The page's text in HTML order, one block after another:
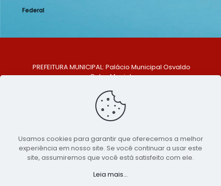
Federal
PREFEITURA MUNICIPAL: Palácio Municipal Osvaldo
Celso Maciel
Centro, São Bento do Una - PE. CEP: 553370-128
TELEFONE: (81) 99548-1569
E-MAIL: ouvidoria@saobentodouna.pe.gov.br
Copyright 2021-2026 - Assessoria de Comunicação da
Prefeitura de São Bento do Una - PE
Página desenvolvida pela agência de
Usamos cookies para garantir que oferecemos a melhor
experiência em nosso site. Se você continuar a usar este
site, assumiremos que você está satisfeito com ele.
Leia mais...